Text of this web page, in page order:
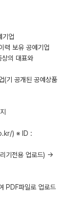
기업
보유 공예기업
의 대표와
(기 공개된 공예상품
) ※ ID :
기전용 업로드) →
PDF파일로 업로드